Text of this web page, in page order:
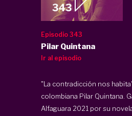
Episodio 343
Pilar Quintana
Ir al episodio
"La contradicción nos
colombiana Pilar Quintana.
Alfaguara 2021 por su